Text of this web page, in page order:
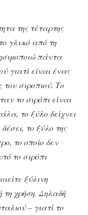
της τέταρτης
γλυκό από τη
πάντα
γιατί είναι ένας
σιροπιού. Το
το σιρόπι είναι
το ξύλο δείχνει
το ξύλο της
το οποίο δεν
το σιρόπι
ξύλινη
τη χρήση. Δηλαδή
– γιατί το